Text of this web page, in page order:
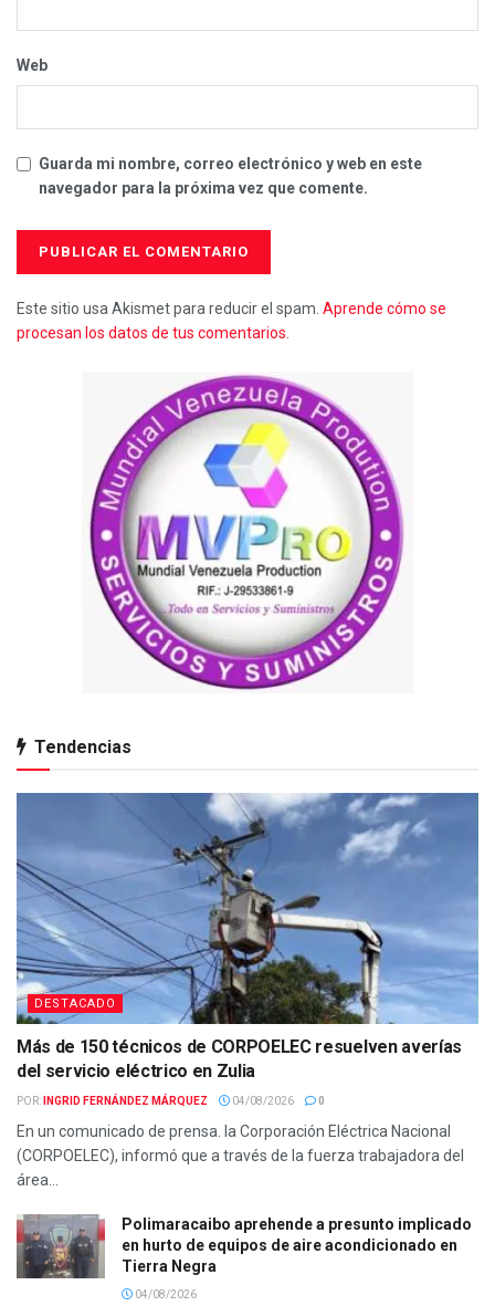
Web
Guarda mi nombre, correo electrónico y web en este
navegador para la próxima vez que comente.
Este sitio usa Akismet para reducir el spam. Aprende cómo se
procesan los datos de tus comentarios.
Tendencias
DESTACADO
Más de 150 técnicos de CORPOELEC resuelven averías
del servicio eléctrico en Zulia
POR: INGRID FERNÁNDEZ MÁRQUEZ 04/08/2026 0
En un comunicado de prensa. la Corporación Eléctrica Nacional
(CORPOELEC), informó que a través de la fuerza trabajadora del
área...
Polimaracaibo aprehende a presunto implicado
en hurto de equipos de aire acondicionado en
Tierra Negra
04/08/2026